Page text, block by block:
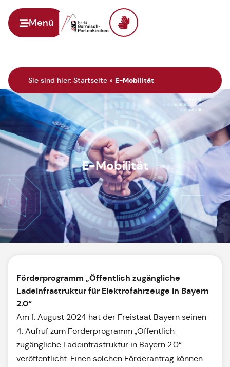
Menü
Sie sind hier: Startseite » E-Mobilität
E-Mobilität
Förderprogramm „Öffentlich zugängliche
Ladeinfrastruktur für Elektrofahrzeuge in Bayern
2.0“
Am 1. August 2024 hat der Freistaat Bayern seinen
4. Aufruf zum Förderprogramm „Öffentlich
zugängliche Ladeinfrastruktur in Bayern 2.0“
veröffentlicht. Einen solchen Förderantrag können